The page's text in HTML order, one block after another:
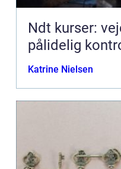
Ndt kurser:
pålidelig
Katrine Nielsen